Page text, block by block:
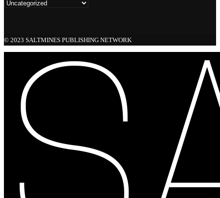
© 2023 SALTMINES PUBLISHING NETWORK